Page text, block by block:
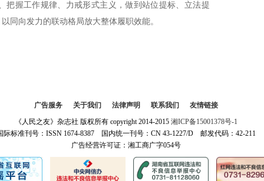
把握工作规律、力戒形式主义，做到站位提标、立法提
同向发力的联动格局放大整体履职效能。
广告服务 关于我们 法律声明 联系我们
友情链接
《人民之友》杂志社 版权所有 copyright 2014-2015 湘ICP备15001378号-1
际标准刊号：ISSN 1674-8387 国内统一刊号：CN 43-1227/D 邮发代码：42-211
广告经营许可证：湘工商广字054号